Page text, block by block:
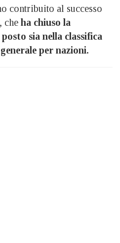
contribuito al successo
che ha chiuso la
sia nella classifica
per nazioni.